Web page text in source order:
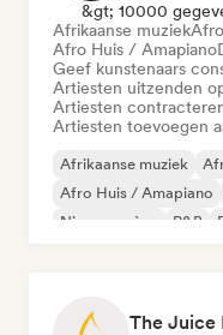
&gt; 10000
Afrikaanse muziek
Afro Huis / Amapiano
Geef kunstenaars
Artiesten uitzenden
Artiesten
Artiesten toevoegen
Afrikaanse muziek
Afro Huis / Amapiano
Nieuwe scène
R&B
The Juice